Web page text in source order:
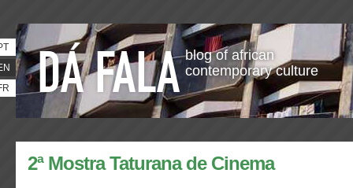
blog of african
contemporary culture
2ª Mostra Taturana de Cinema